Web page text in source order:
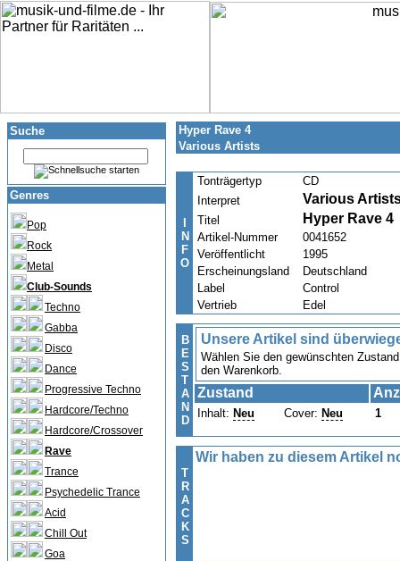
Suche
Genres
Pop
Rock
Metal
Club-Sounds
Techno
Gabba
Disco
Dance
Progressive Techno
Hardcore/Techno
Hardcore/Crossover
Rave
Trance
Psychedelic Trance
Acid
Chill Out
Goa
Hyper Rave 4
Various Artists
N
F
O
Tonträgertyp
CD
Interpret
Various
Titel Hyper Rave 4
Artikel-Nummer
0041652
Veröffentlicht
1995
Erscheinungsland
Deutschland
Label
Control
Vertrieb
Edel
B
E
S
T
A
N
D
Unsere Artikel sind
Wählen Sie den gewünschten
den Warenkorb.
Zustand
Inhalt: Neu Cover: Neu 1
T
R
A
C
K
S
Wir haben zu diesem Artikel